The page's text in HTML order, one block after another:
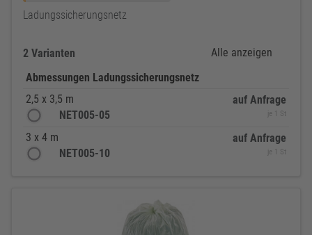
Ladungssicherungsnetz
2 Varianten
Alle anzeigen
Abmessungen Ladungssicherungsnetz
2,5 x 3,5 m
NET005-05
auf Anfrage
je 1 St
3 x 4 m
NET005-10
auf Anfrage
je 1 St